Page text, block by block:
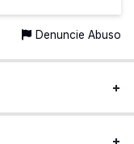
Denuncie Abuso